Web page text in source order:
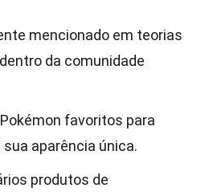
mencionado em teorias
da comunidade
favoritos para
aparência única.
produtos de